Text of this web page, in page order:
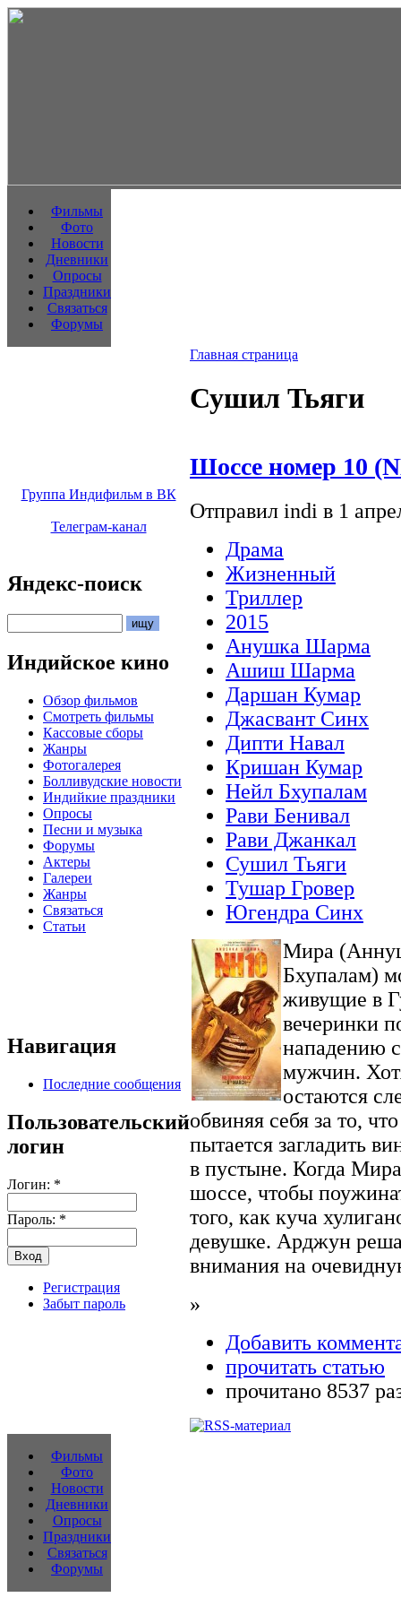
Фильмы
Фото
Новости
Дневники
Опросы
Праздники
Связаться
Форумы
Группа Индифильм в ВК
Телеграм-канал
Яндекс-поиск
Индийское кино
Обзор фильмов
Смотреть фильмы
Кассовые сборы
Жанры
Фотогалерея
Болливудские новости
Индийкие праздники
Опросы
Песни и музыка
Форумы
Актеры
Галереи
Жанры
Связаться
Статьи
Навигация
Последние сообщения
Пользовательский
логин
Логин: *
Пароль: *
Регистрация
Забыт пароль
Главная страница
Сушил Тьяги
Шоссе номер 10
Отправил indi в 1
Драма
Жизненный
Триллер
2015
Анушка Шарма
Ашиш Шарма
Даршан Кумар
Джасвант Синх
Дипти Навал
Кришан Кумар
Нейл Бхупалам
Рави Бенивал
Рави Джанкал
Сушил Тьяги
Тушар Гровер
Югендра Синх
Мира
Бхупалам)
живущие в
вечеринки
нападению
мужчин.
остаются
обвиняя себя за то,
пытается загладить
в пустыне. Когда
шоссе, чтобы
того, как куча
девушке. Арджун
внимания на
»
Добавить
прочитать статью
прочитано 8537
Фильмы
Фото
Новости
Дневники
Опросы
Праздники
Связаться
Форумы